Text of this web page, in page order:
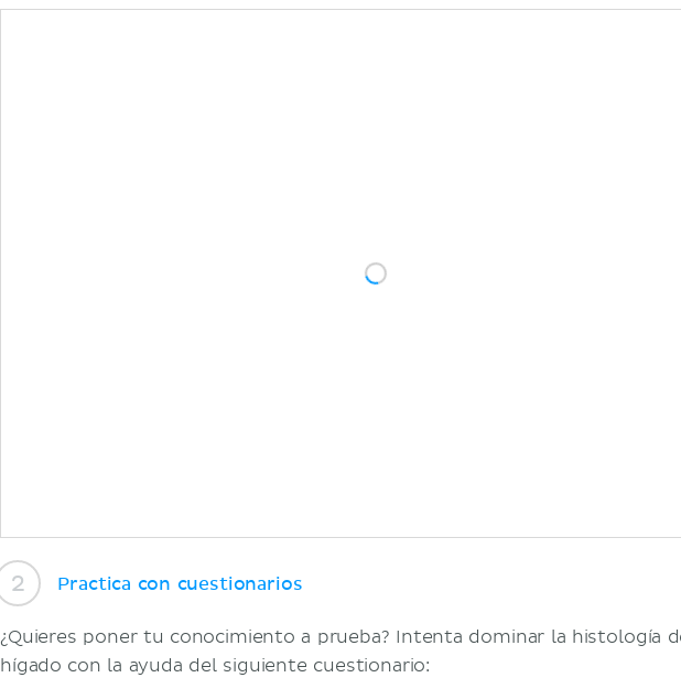
Practica con cuestionarios
¿Quieres poner tu conocimiento a prueba? Intenta dominar la histología
hígado con la ayuda del siguiente cuestionario: